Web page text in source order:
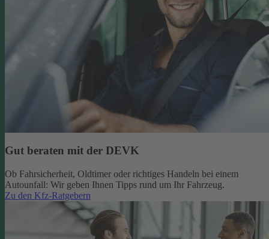
Gut beraten mit der DEVK
Ob Fahrsicherheit, Oldtimer oder richtiges Handeln bei einem
Autounfall: Wir geben Ihnen Tipps rund um Ihr Fahrzeug.
Zu den Kfz-Ratgebern